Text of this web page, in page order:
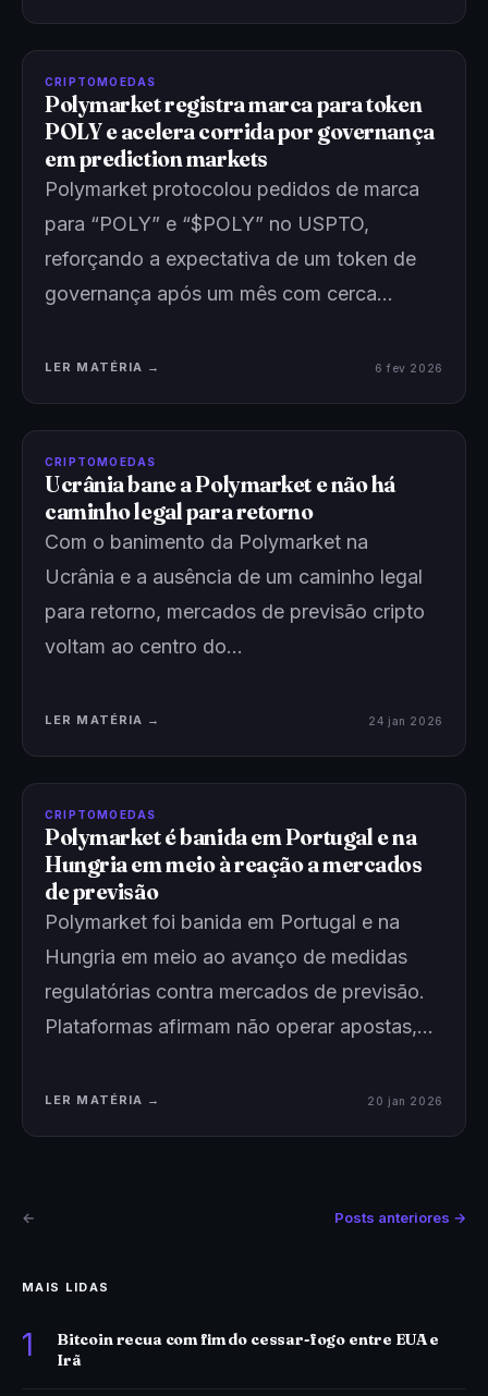
CRIPTOMOEDAS
Polymarket registra marca para token
POLY e acelera corrida por governança
em prediction markets
Polymarket protocolou pedidos de marca
para “POLY” e “$POLY” no USPTO,
reforçando a expectativa de um token de
governança após um mês com cerca…
LER MATÉRIA → 6 fev 2026
CRIPTOMOEDAS
Ucrânia bane a Polymarket e não há
caminho legal para retorno
Com o banimento da Polymarket na
Ucrânia e a ausência de um caminho legal
para retorno, mercados de previsão cripto
voltam ao centro do…
LER MATÉRIA → 24 jan 2026
CRIPTOMOEDAS
Polymarket é banida em Portugal e na
Hungria em meio à reação a mercados
de previsão
Polymarket foi banida em Portugal e na
Hungria em meio ao avanço de medidas
regulatórias contra mercados de previsão.
Plataformas afirmam não operar apostas,…
LER MATÉRIA → 20 jan 2026
← Posts anteriores →
MAIS LIDAS
1
Bitcoin recua com fim do cessar-fogo entre EUA e
Irã